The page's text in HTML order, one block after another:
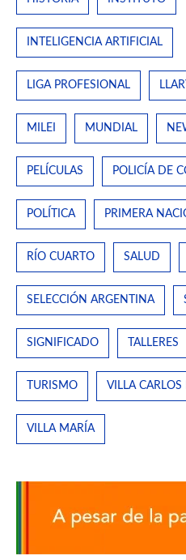
INTELIGENCIA ARTIFICIAL
LIGA PROFESIONAL
MILEI MUNDIAL
PELÍCULAS POLICÍA DE
POLÍTICA PRIMERA
RÍO CUARTO SALUD
SELECCIÓN ARGENTINA
SIGNIFICADO TALLERES
TURISMO VILLA CARLOS
VILLA MARÍA